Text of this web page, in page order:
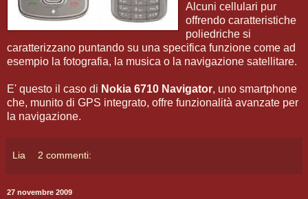
Alcuni cellulari pur
offrendo caratteristiche
poliedriche si
caratterizzano puntando su una specifica funzione come ad
esempio la fotografia, la musica o la navigazione satellitare.
E' questo il caso di Nokia 6710 Navigator, uno smartphone
che, munito di GPS integrato, offre funzionalità avanzate per
la navigazione.
Lia 2 commenti:
27 novembre 2009